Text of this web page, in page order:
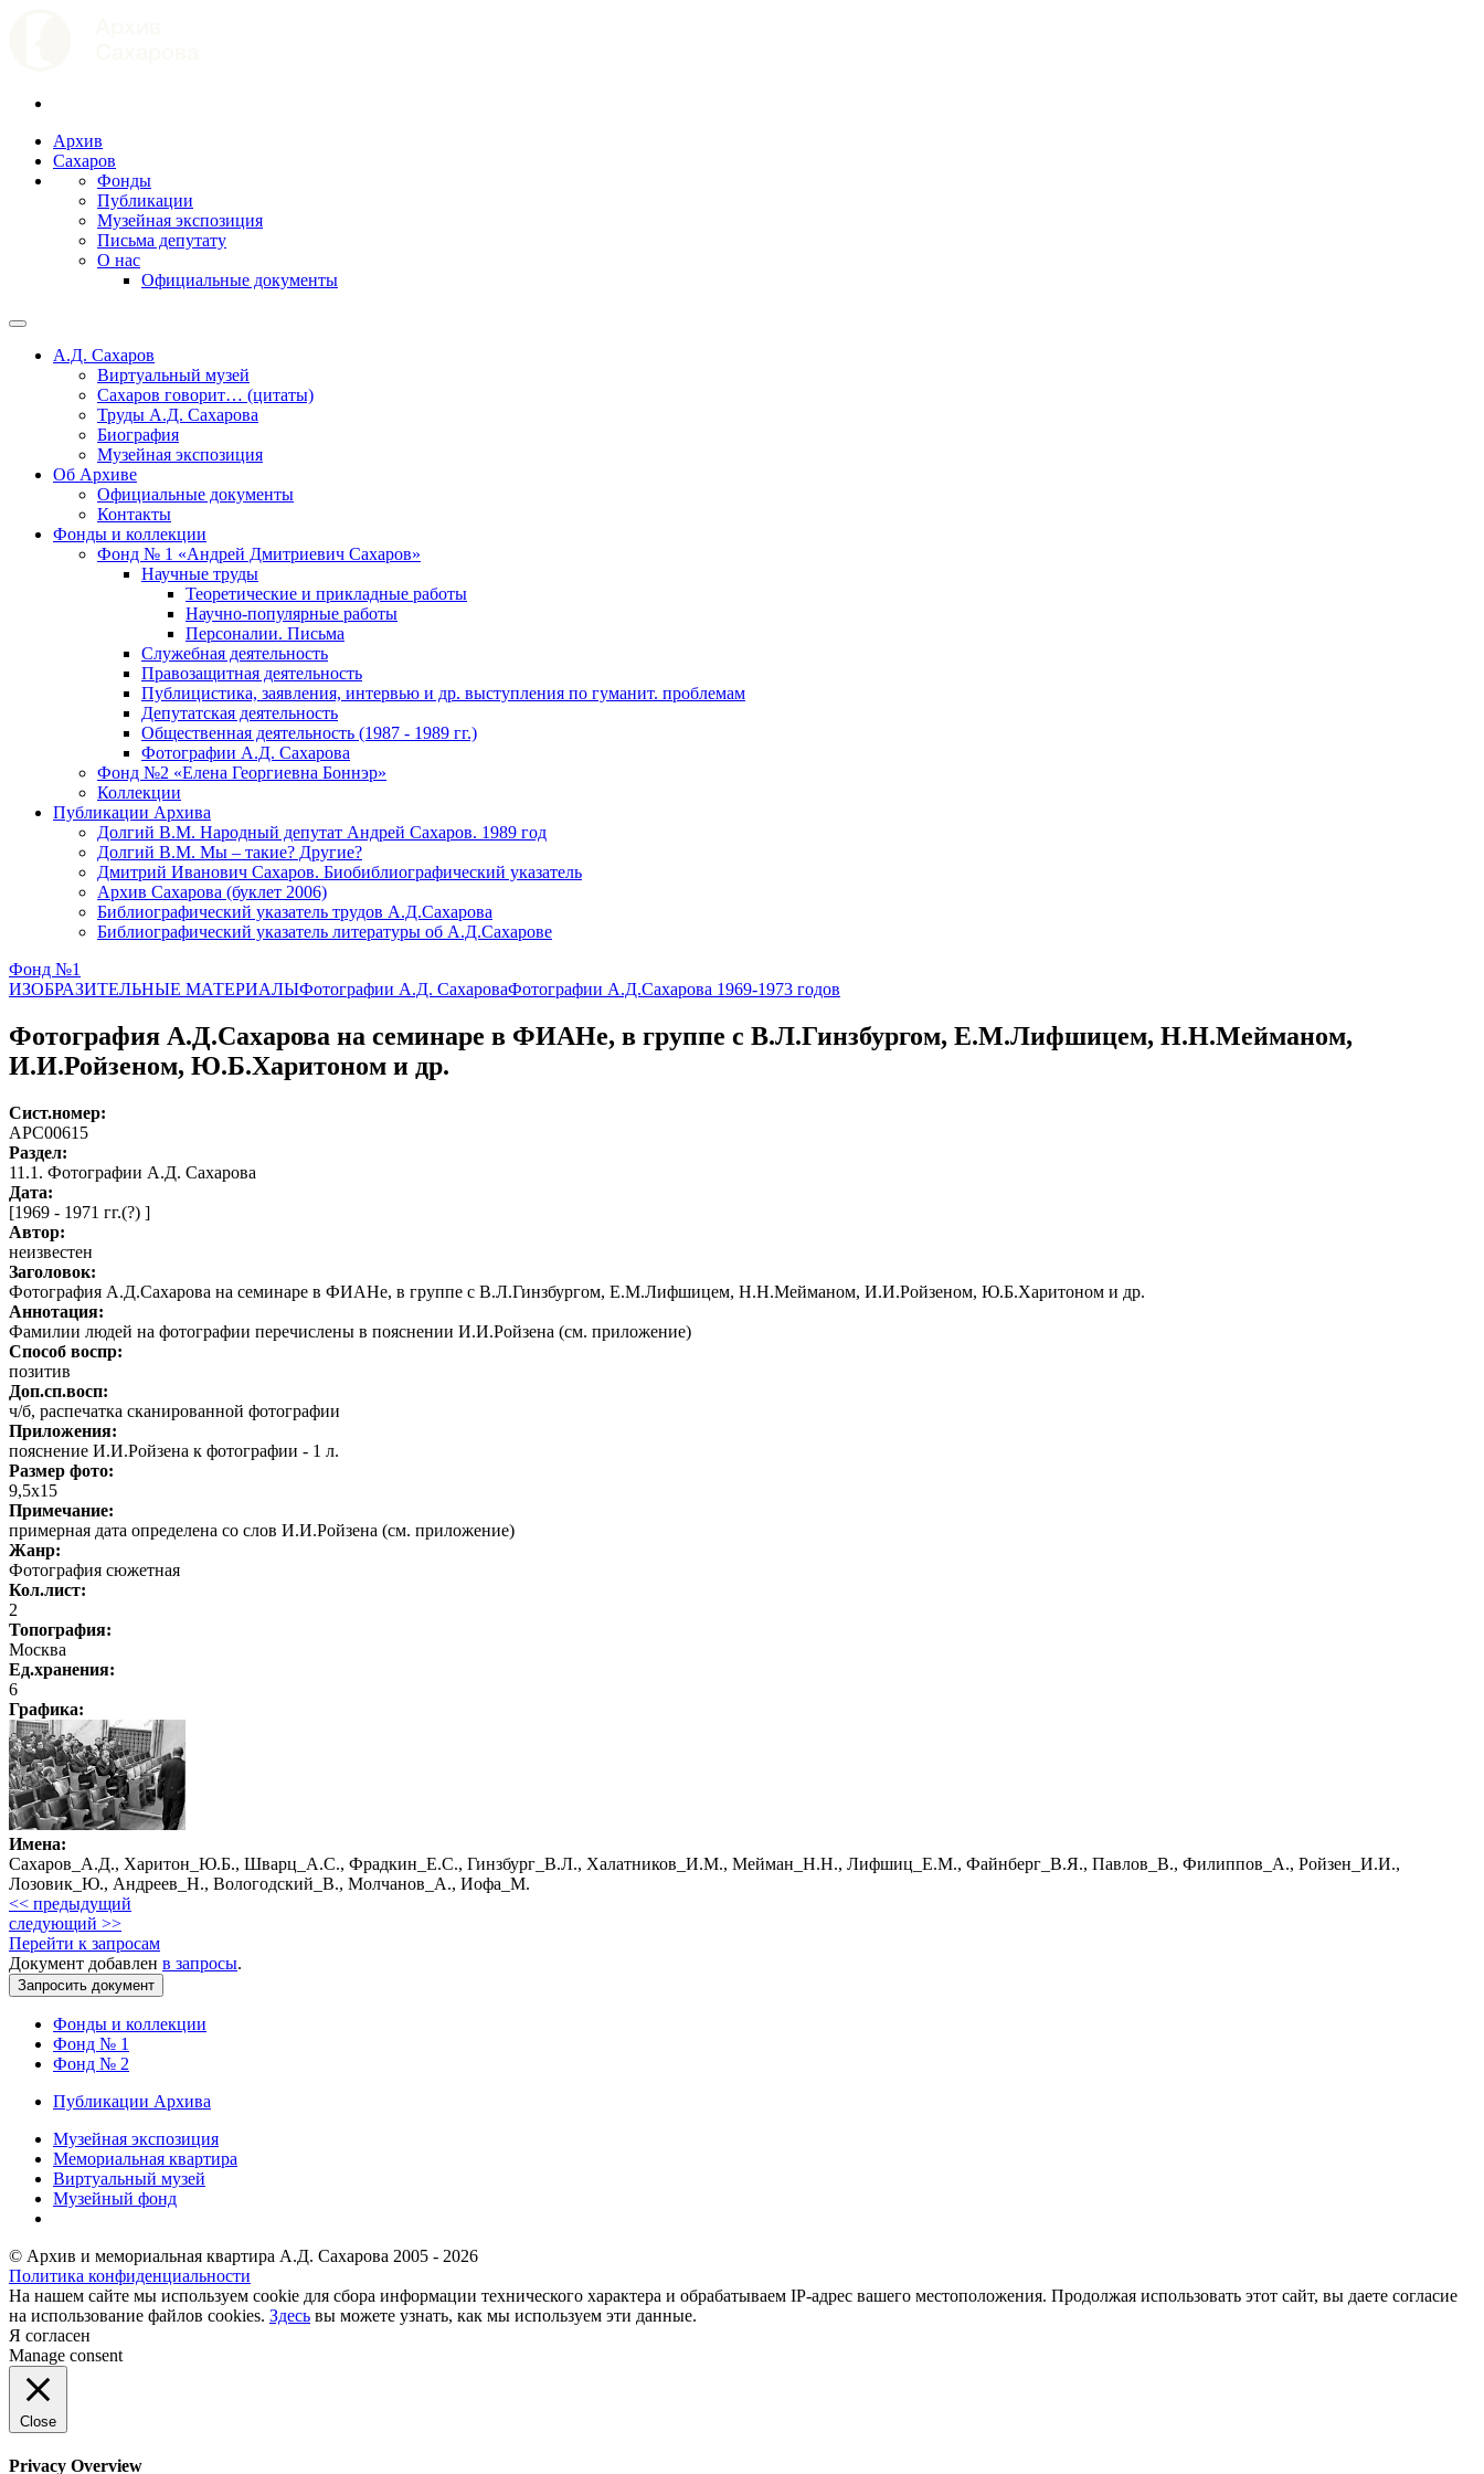
Архив
Сахаров
Фонды
Публикации
Музейная экспозиция
Письма депутату
О нас
Официальные документы
А.Д. Сахаров
Виртуальный музей
Сахаров говорит… (цитаты)
Труды А.Д. Сахарова
Биография
Музейная экспозиция
Об Архиве
Официальные документы
Контакты
Фонды и коллекции
Фонд № 1 «Андрей Дмитриевич Сахаров»
Научные труды
Теоретические и прикладные работы
Научно-популярные работы
Персоналии. Письма
Служебная деятельность
Правозащитная деятельность
Публицистика, заявления, интервью и др. выступления по гуманит. проблемам
Депутатская деятельность
Общественная деятельность (1987 - 1989 гг.)
Фотографии А.Д. Сахарова
Фонд №2 «Елена Георгиевна Боннэр»
Коллекции
Публикации Архива
Долгий В.М. Народный депутат Андрей Сахаров. 1989 год
Долгий В.М. Мы – такие? Другие?
Дмитрий Иванович Сахаров. Биобиблиографический указатель
Архив Сахарова (буклет 2006)
Библиографический указатель трудов А.Д.Сахарова
Библиографический указатель литературы об А.Д.Сахарове
Фонд №1
ИЗОБРАЗИТЕЛЬНЫЕ МАТЕРИАЛЫФотографии А.Д. СахароваФотографии А.Д.Сахарова 1969-1973 годов
Фотография А.Д.Сахарова на семинаре в ФИАНе, в группе с В.Л.Гинзбургом, Е.М.Лифшицем, Н.Н.Мейманом,
И.И.Ройзеном, Ю.Б.Харитоном и др.
Сист.номер:
АРС00615
Раздел:
11.1. Фотографии А.Д. Сахарова
Дата:
[1969 - 1971 гг.(?) ]
Автор:
неизвестен
Заголовок:
Фотография А.Д.Сахарова на семинаре в ФИАНе, в группе с В.Л.Гинзбургом, Е.М.Лифшицем, Н.Н.Мейманом, И.И.Ройзеном, Ю.Б.Харитоном и др.
Аннотация:
Фамилии людей на фотографии перечислены в пояснении И.И.Ройзена (см. приложение)
Способ воспр:
позитив
Доп.сп.восп:
ч/б, распечатка сканированной фотографии
Приложения:
пояснение И.И.Ройзена к фотографии - 1 л.
Размер фото:
9,5х15
Примечание:
примерная дата определена со слов И.И.Ройзена (см. приложение)
Жанр:
Фотография сюжетная
Кол.лист:
2
Топография:
Москва
Ед.хранения:
6
Графика:
Имена:
Сахаров_А.Д., Харитон_Ю.Б., Шварц_А.С., Фрадкин_Е.С., Гинзбург_В.Л., Халатников_И.М., Мейман_Н.Н., Лифшиц_Е.М., Файнберг_В.Я., Павлов_В., Филиппов_А., Ройзен_И.И.,
Лозовик_Ю., Андреев_Н., Вологодский_В., Молчанов_А., Иофа_М.
<< предыдущий
следующий >>
Перейти к запросам
Документ добавлен в запросы.
Фонды и коллекции
Фонд № 1
Фонд № 2
Публикации Архива
Музейная экспозиция
Мемориальная квартира
Виртуальный музей
Музейный фонд
© Архив и мемориальная квартира А.Д. Сахарова 2005 - 2026
Политика конфиденциальности
На нашем сайте мы используем cookie для сбора информации технического характера и обрабатываем IP-адрес вашего местоположения. Продолжая использовать этот сайт, вы даете согласие
на использование файлов cookies. Здесь вы можете узнать, как мы используем эти данные.
Я согласен
Manage consent
Close
Privacy Overview